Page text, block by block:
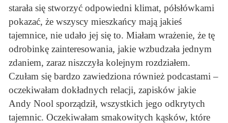
starała się stworzyć odpowiedni klimat, półsłówkami
pokazać, że wszyscy mieszkańcy mają jakieś
tajemnice, nie udało jej się to. Miałam wrażenie, że tę
odrobinkę zainteresowania, jakie wzbudzała jednym
zdaniem, zaraz niszczyła kolejnym rozdziałem.
Czułam się bardzo zawiedziona również podcastami –
oczekiwałam dokładnych relacji, zapisków jakie
Andy Nool sporządził, wszystkich jego odkrytych
tajemnic. Oczekiwałam smakowitych kąsków, które